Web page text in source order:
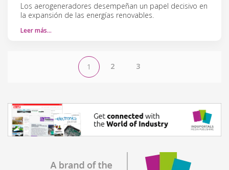
Los aerogeneradores desempeñan un papel decisivo en
la expansión de las energías renovables.
Leer más…
1 2 3